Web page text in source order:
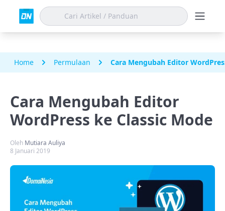
Home Permulaan Cara Mengubah Editor
Cara Mengubah Editor
WordPress ke Classic Mode
Oleh Mutiara Auliya
8 Januari 2019